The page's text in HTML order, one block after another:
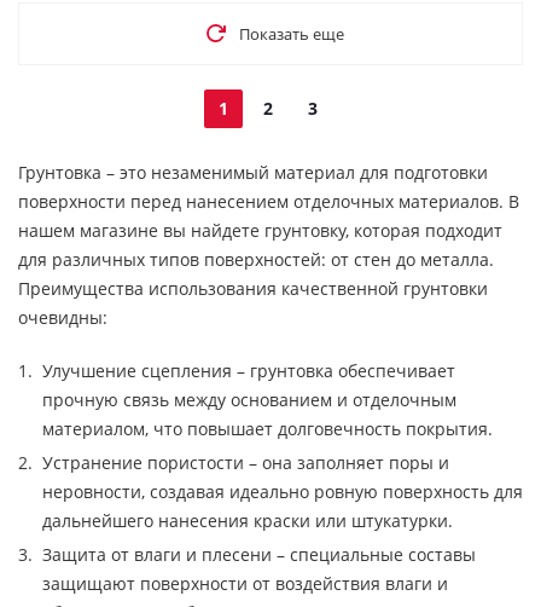
Показать еще
1 2 3
Грунтовка – это незаменимый материал для подготовки
поверхности перед нанесением отделочных материалов. В
нашем магазине вы найдете грунтовку, которая подходит
для различных типов поверхностей: от стен до металла.
Преимущества использования качественной грунтовки
очевидны:
Улучшение сцепления – грунтовка обеспечивает
прочную связь между основанием и отделочным
материалом, что повышает долговечность покрытия.
Устранение пористости – она заполняет поры и
неровности, создавая идеально ровную поверхность для
дальнейшего нанесения краски или штукатурки.
Защита от влаги и плесени – специальные составы
защищают поверхности от воздействия влаги и